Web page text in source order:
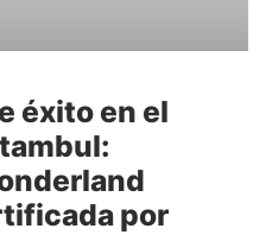
éxito en el
por